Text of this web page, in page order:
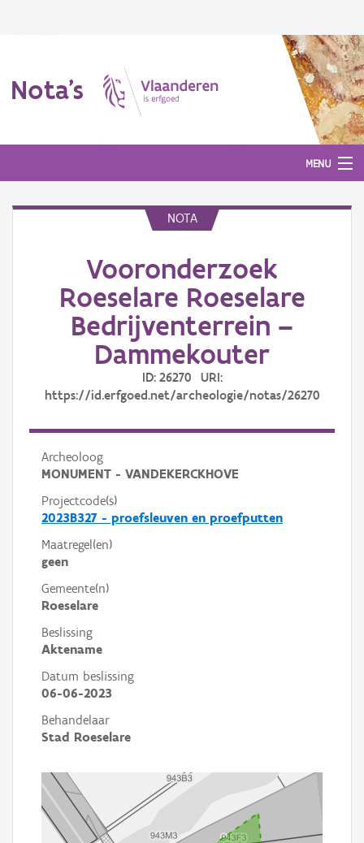
Nota's
MENU
NOTA
Vooronderzoek
Roeselare Roeselare
Bedrijventerrein –
Dammekouter
ID: 26270 URI:
https://id.erfgoed.net/archeologie/notas/26270
Archeoloog
MONUMENT - VANDEKERCKHOVE
Projectcode(s)
2023B327 - proefsleuven en proefputten
Maatregel(en)
geen
Gemeente(n)
Roeselare
Beslissing
Aktename
Datum beslissing
06-06-2023
Behandelaar
Stad Roeselare